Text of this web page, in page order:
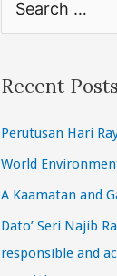
r
h
f
o
Recent Posts
Perutusan Hari
World
A Kaamatan and
Dato’ Seri Najib
responsible and